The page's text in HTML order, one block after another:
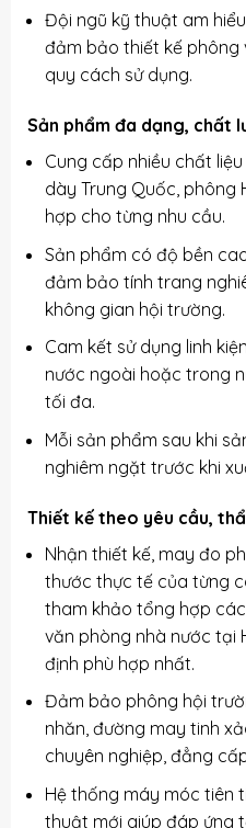
Đội ngũ kỹ thuật am
đảm bảo thiết kế phông
quy cách sử dụng.
Sản phẩm đa dạng, chất
Cung cấp nhiều chất
dày Trung Quốc, phông
hợp cho từng nhu cầu.
Sản phẩm có độ bền
đảm bảo tính trang
không gian hội trường.
Cam kết sử dụng linh
nước ngoài hoặc trong
tối đa.
Mỗi sản phẩm sau khi
nghiêm ngặt trước khi
Thiết kế theo yêu cầu,
Nhận thiết kế, may đo
thước thực tế của từng
tham khảo tổng hợp
văn phòng nhà nước tại
định phù hợp nhất.
Đảm bảo phông hội
nhăn, đường may tinh
chuyên nghiệp, đẳng
Hệ thống máy móc tiên
thuật mới giúp đáp ứng